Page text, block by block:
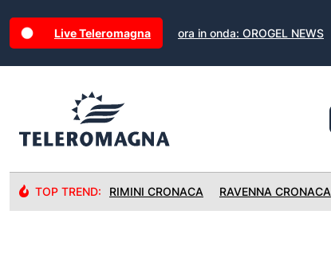
Live Teleromagna ora in onda: OROGEL NEWS
TOP TREND: RIMINI CRONACA RAVENNA CRONACA